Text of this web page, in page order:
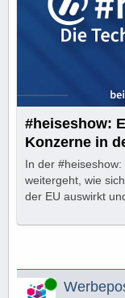
#heiseshow:
Konzerne in
In der
weitergeht, wie
der EU auswirkt
Online